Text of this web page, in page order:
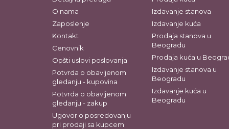
O nama
Zaposlenje
Kontakt
Cenovnik
Opšti uslovi poslovanja
Potvrda o obavljenom
gledanju - kupovina
Potvrda o obavljenom
gledanju - zakup
Ugovor o posredovanju
pri prodaji sa kupcem
Izdavanje stanova
Izdavanje kuća
Prodaja stanova u
Beogradu
Prodaja kuća u
Izdavanje stanova u
Beogradu
Izdavanje kuća u
Beogradu